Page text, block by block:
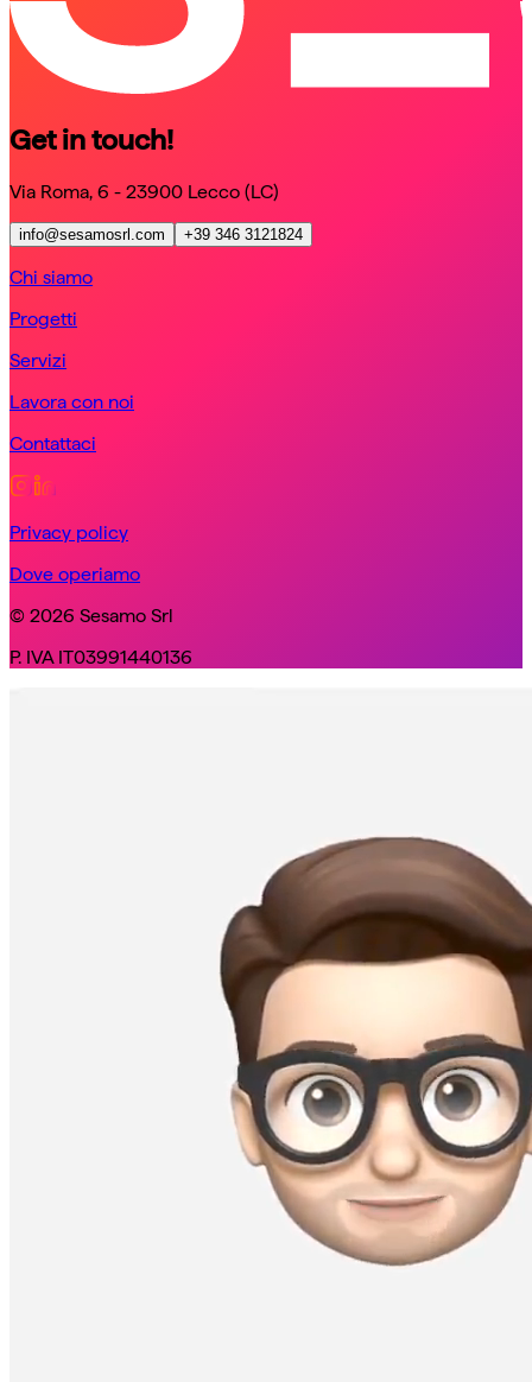
Get in touch!
Via Roma, 6 - 23900 Lecco (LC)
info@sesamosrl.com +39 346 3121824
Chi siamo
Progetti
Servizi
Lavora con noi
Contattaci
Privacy policy
Dove operiamo
© 2026 Sesamo Srl
P. IVA IT03991440136